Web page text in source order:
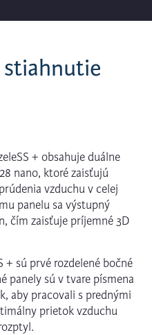
+ obsahuje duálne
nano, ktoré zaisťujú
vzduchu v celej
panelu sa výstupný
čím zaisťuje príjemné 3D
+ sú prvé rozdelené bočné
panely sú v tvare písmena
aby pracovali s prednými
prietok vzduchu